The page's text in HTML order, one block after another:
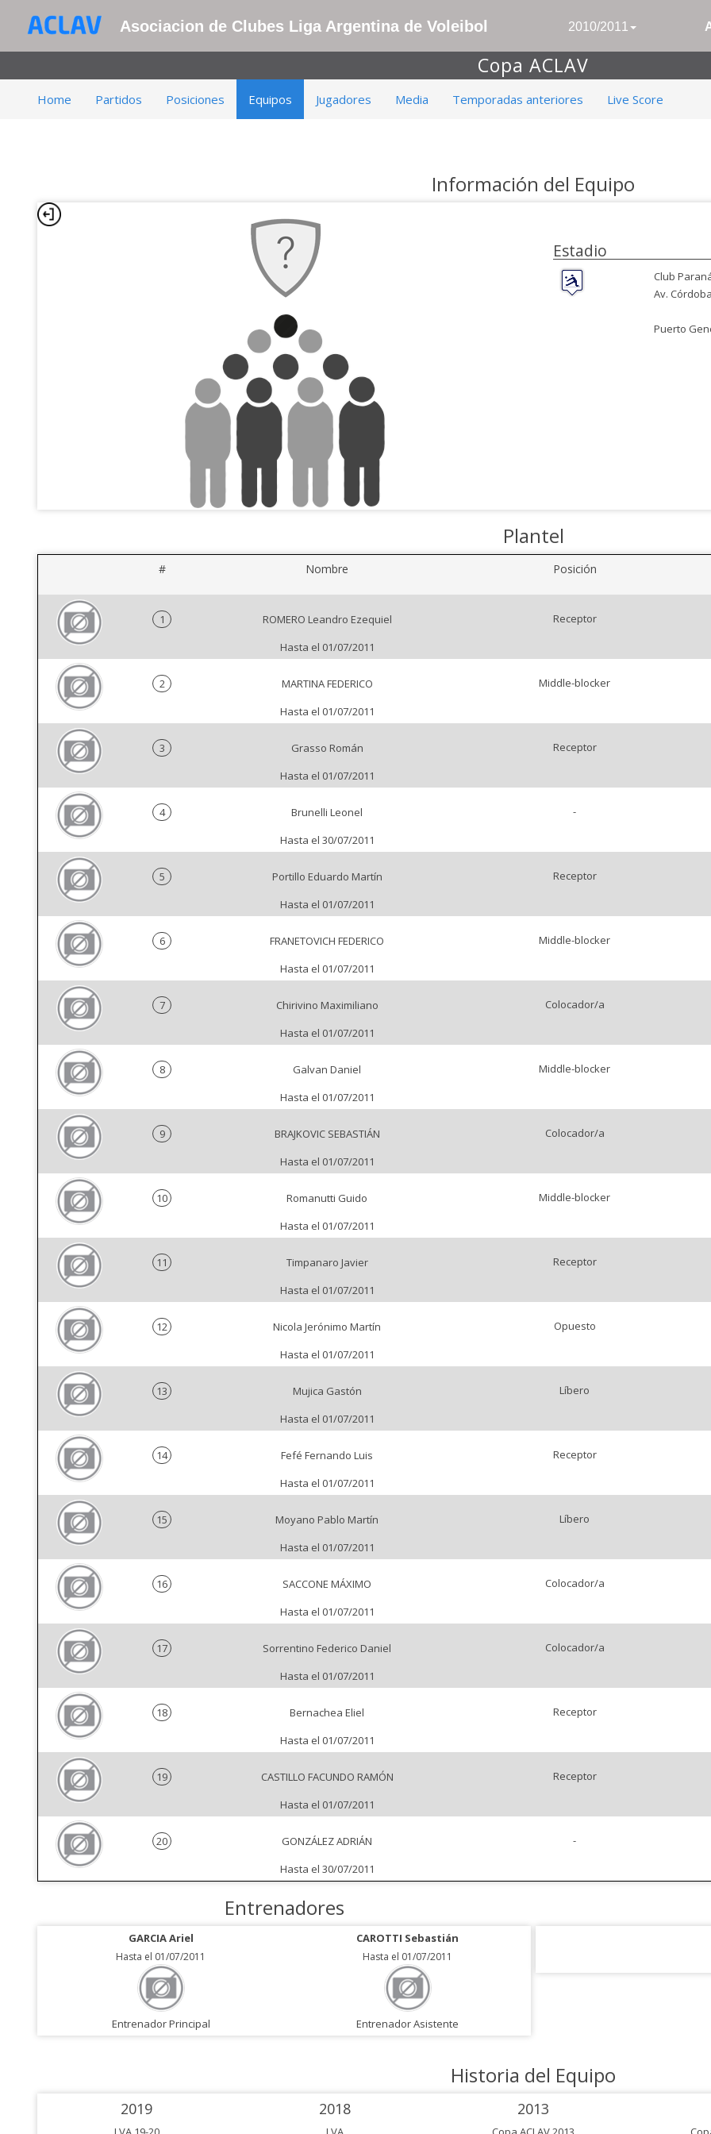
Asociacion de Clubes Liga Argentina de Voleibol 2010/2011
Copa ACLAV
Home Partidos Posiciones Equipos Jugadores Media Temporadas anteriores Live Score
Información del Equipo
Estadio
Club
Av.
Puerto
Plantel
# Nombre Posición
1
ROMERO Leandro Ezequiel
Hasta el 01/07/2011
Receptor
2
MARTINA FEDERICO
Hasta el 01/07/2011
Middle-blocker
3
Grasso Román
Hasta el 01/07/2011
Receptor
4
Brunelli Leonel
Hasta el 30/07/2011
-
5
Portillo Eduardo Martín
Hasta el 01/07/2011
Receptor
6
FRANETOVICH FEDERICO
Hasta el 01/07/2011
Middle-blocker
7
Chirivino Maximiliano
Hasta el 01/07/2011
Colocador/a
8
Galvan Daniel
Hasta el 01/07/2011
Middle-blocker
9
BRAJKOVIC SEBASTIÁN
Hasta el 01/07/2011
Colocador/a
10
Romanutti Guido
Hasta el 01/07/2011
Middle-blocker
11
Timpanaro Javier
Hasta el 01/07/2011
Receptor
12
Nicola Jerónimo Martín
Hasta el 01/07/2011
Opuesto
13
Mujica Gastón
Hasta el 01/07/2011
Líbero
14
Fefé Fernando Luis
Hasta el 01/07/2011
Receptor
15
Moyano Pablo Martín
Hasta el 01/07/2011
Líbero
16
SACCONE MÁXIMO
Hasta el 01/07/2011
Colocador/a
17
Sorrentino Federico Daniel
Hasta el 01/07/2011
Colocador/a
18
Bernachea Eliel
Hasta el 01/07/2011
Receptor
19
CASTILLO FACUNDO RAMÓN
Hasta el 01/07/2011
Receptor
20
GONZÁLEZ ADRIÁN
Hasta el 30/07/2011
-
Entrenadores
GARCIA Ariel
Hasta el 01/07/2011
Entrenador Principal
CAROTTI Sebastián
Hasta el 01/07/2011
Entrenador Asistente
Historia del Equipo
2019 2018 2013